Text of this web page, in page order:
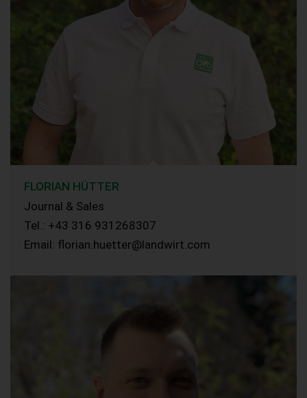
FLORIAN HÜTTER
Journal & Sales
Tel.: +43 316 931268307
Email: florian.huetter@landwirt.com